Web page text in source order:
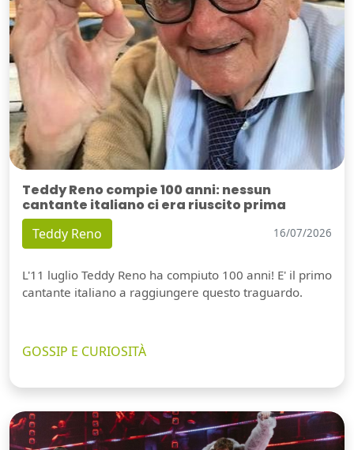
Teddy Reno compie 100 anni: nessun
cantante italiano ci era riuscito prima
Teddy Reno 16/07/2026
L'11 luglio Teddy Reno ha compiuto 100 anni! E' il primo
cantante italiano a raggiungere questo traguardo.
GOSSIP E CURIOSITÀ